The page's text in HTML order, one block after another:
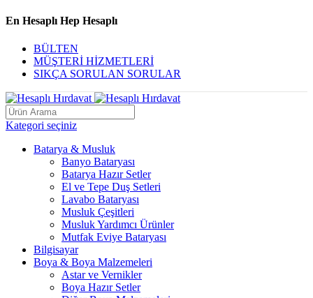
En Hesaplı Hep Hesaplı
BÜLTEN
MÜŞTERİ HİZMETLERİ
SIKÇA SORULAN SORULAR
Kategori seçiniz
Batarya & Musluk
Banyo Bataryası
Batarya Hazır Setler
El ve Tepe Duş Setleri
Lavabo Bataryası
Musluk Çeşitleri
Musluk Yardımcı Ürünler
Mutfak Eviye Bataryası
Bilgisayar
Boya & Boya Malzemeleri
Astar ve Vernikler
Boya Hazır Setler